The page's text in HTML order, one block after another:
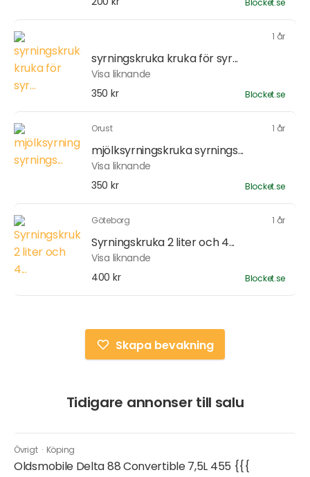
Blocket.se
1 år
syrningskruka kruka för syr...
Visa liknande
350 kr
Blocket.se
Orust 1 år
mjölksyrningskruka syrnings...
Visa liknande
350 kr
Blocket.se
Göteborg 1 år
Syrningskruka 2 liter och 4...
Visa liknande
400 kr
Blocket.se
Skapa bevakning
Tidigare annonser till salu
Övrigt · Köping
Oldsmobile Delta 88 Convertible 7,5L 455 {{{